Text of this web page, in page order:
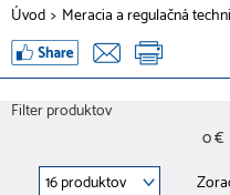
Úvod > Meracia a regulačná
Filter produktov
0 €